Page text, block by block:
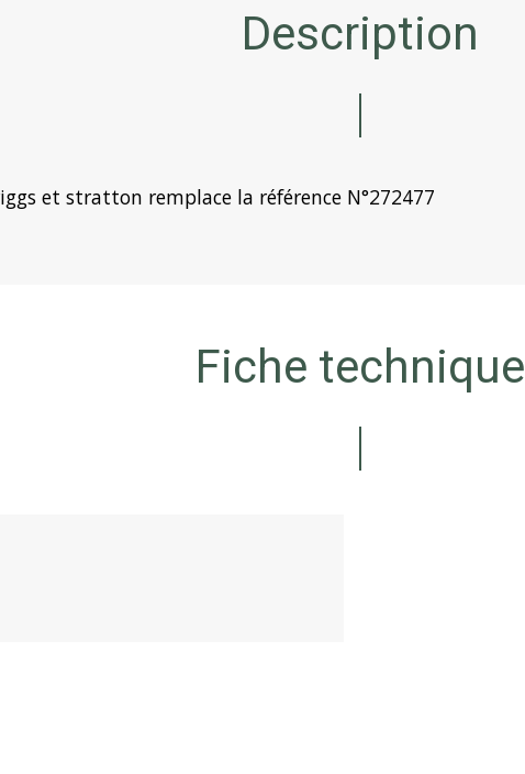
Description
et stratton remplace la référence N°272477
Fiche technique